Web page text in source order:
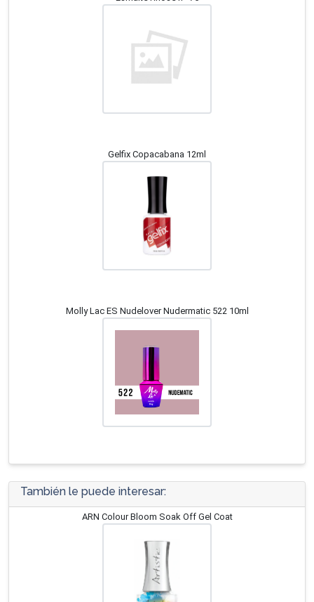
Gelfix Copacabana 12ml
Molly Lac ES Nudelover Nudermatic 522 10ml
También le puede interesar:
ARN Colour Bloom Soak Off Gel Coat